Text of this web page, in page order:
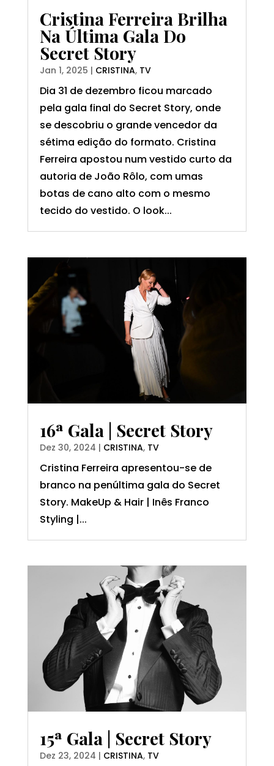
Cristina Ferreira Brilha
Na Última Gala Do
Secret Story
Jan 1, 2025 | CRISTINA, TV
Dia 31 de dezembro ficou marcado
pela gala final do Secret Story, onde
se descobriu o grande vencedor da
sétima edição do formato. Cristina
Ferreira apostou num vestido curto da
autoria de João Rôlo, com umas
botas de cano alto com o mesmo
tecido do vestido. O look...
16ª Gala | Secret Story
Dez 30, 2024 | CRISTINA, TV
Cristina Ferreira apresentou-se de
branco na penúltima gala do Secret
Story. MakeUp & Hair | Inês Franco
Styling |...
15ª Gala | Secret Story
Dez 23, 2024 | CRISTINA, TV